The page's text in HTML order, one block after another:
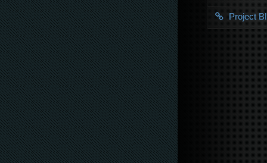
Project